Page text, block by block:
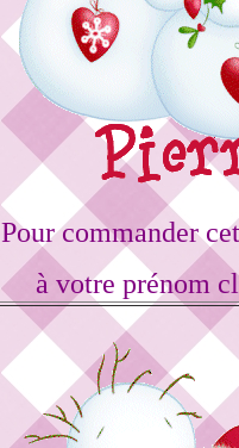
Pour commander
à votre prénom